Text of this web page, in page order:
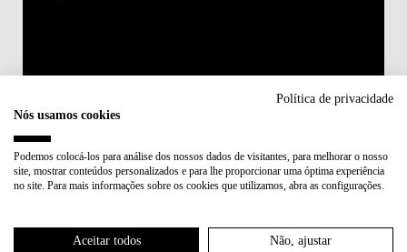
Membro de:
Política de privacidade
Nós usamos cookies
Podemos colocá-los para análise dos nossos dados de visitantes, para melhorar o nosso
site, mostrar conteúdos personalizados e para lhe proporcionar uma óptima experiência
no site. Para mais informações sobre os cookies que utilizamos, abra as configurações.
Aceitar todos Não, ajustar